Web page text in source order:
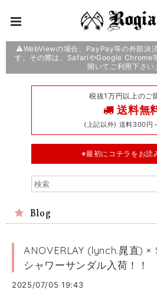
⚠️WebViewの場合、PayPay等の外部決
す。その際は、SafariやGoogle Chrome
開いてご利用下さい
税抜1万円以上のご
送料無
(上記以外) 送料300円
※最初にコチラをお読
Blog
ANOVERLAY (lynch.晁直) ×
シャワーサンダル入荷！！
2025/07/05 19:43